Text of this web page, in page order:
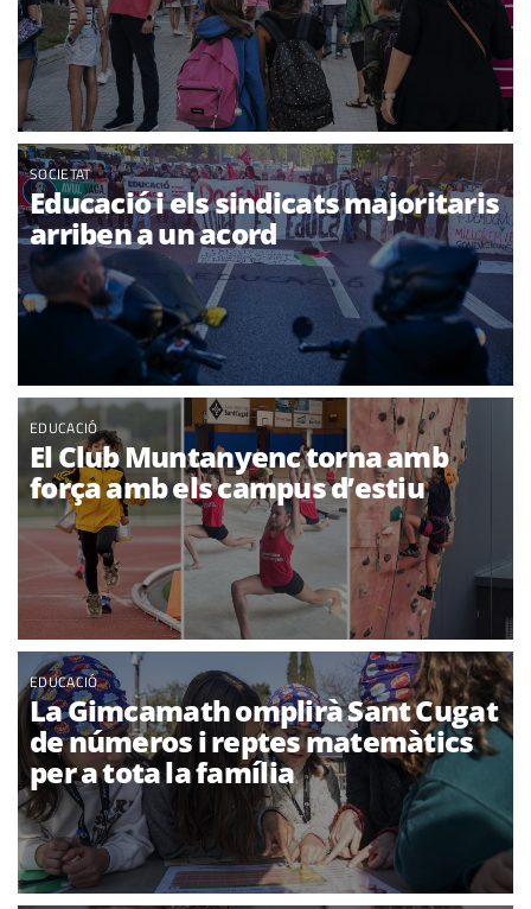
SOCIETAT
Educació i els sindicats majoritaris
arriben a un acord
EDUCACIÓ
El Club Muntanyenc torna amb
força amb els campus d’estiu
EDUCACIÓ
La Gimcamath omplirà Sant Cugat
de números i reptes matemàtics
per a tota la família